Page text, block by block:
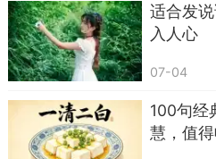
以动物为喻体的歇后
忍俊不禁。
51.老虎屁股——摸不得
52.老鼠过街——人人
53.狗咬吕洞宾——不识
适合发
入人心
07-04
100句经
慧，值得